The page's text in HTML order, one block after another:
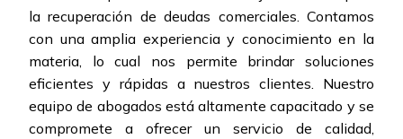
la recuperación de deudas comerciales. Contamos
con una amplia experiencia y conocimiento en la
materia, lo cual nos permite brindar soluciones
eficientes y rápidas a nuestros clientes. Nuestro
equipo de abogados está altamente capacitado y se
compromete a ofrecer un servicio de calidad,